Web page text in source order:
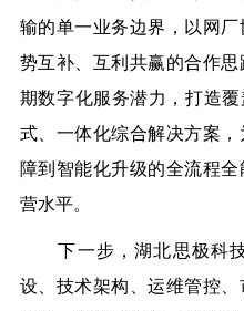
输的单一业务边界，以网
势互补、互利共赢的合作
期数字化服务潜力，打造
式、一体化综合解决方案
障到智能化升级的全流程
营水平。
下一步，湖北思极科
设、技术架构、运维管控